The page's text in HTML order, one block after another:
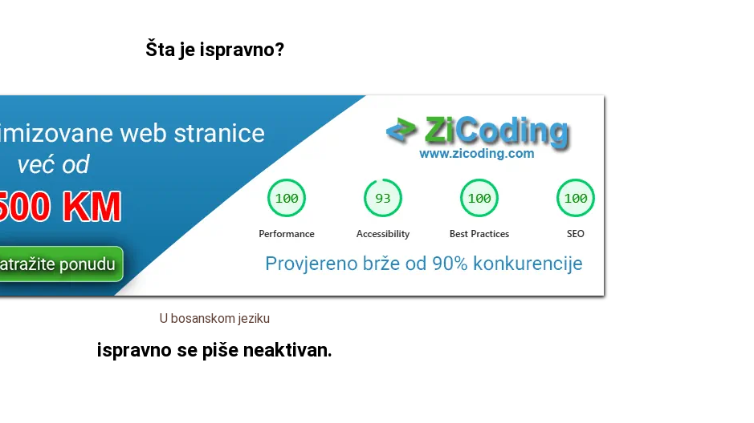
Šta je ispravno?
U bosanskom jeziku
ispravno se piše neaktivan.